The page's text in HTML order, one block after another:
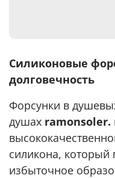
Силиконовые
долговечность
Форсунки в
душах ramonsoler.
силикона, который
избыточное